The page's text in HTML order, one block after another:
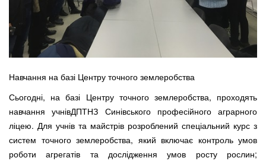
Навчання на базі Центру точного землеробства
Сьогодні, на базі Центру точного землеробства, проходять
навчання учнівДПТНЗ Синівського професійного аграрного
ліцею. Для учнів та майстрів розроблений спеціальний курс з
систем точного землеробства, який включає контроль умов
роботи агрегатів та дослідження умов росту рослин;